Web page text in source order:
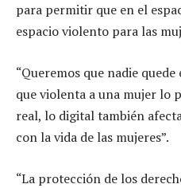
para permitir que en el
espacio violento para las
“Queremos que nadie
que violenta a una mujer lo
real, lo digital también
con la vida de las mujeres”.
“La protección de los